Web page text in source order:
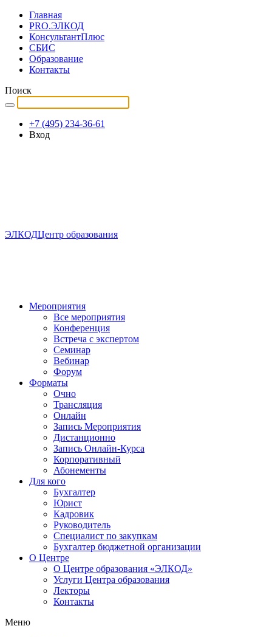
Главная
PRO.ЭЛКОД
КонсультантПлюс
СБИС
Образование
Контакты
Поиск
+7 (495) 234-36-61
Вход
ЭЛКОДЦентр образования
Мероприятия
Все мероприятия
Конференция
Встреча с экспертом
Семинар
Вебинар
Форум
Форматы
Очно
Трансляция
Онлайн
Запись Мероприятия
Дистанционно
Запись Онлайн-Курса
Корпоративный
Абонементы
Для кого
Бухгалтер
Юрист
Кадровик
Руководитель
Специалист по закупкам
Бухгалтер бюджетной организации
О Центре
О Центре образования «ЭЛКОД»
Услуги Центра образования
Лекторы
Контакты
Меню